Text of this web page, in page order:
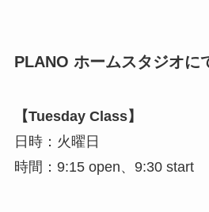
PLANO ホームスタジオに
【Tuesday Class】
日時：火曜日
時間：9:15 open、9:30 start